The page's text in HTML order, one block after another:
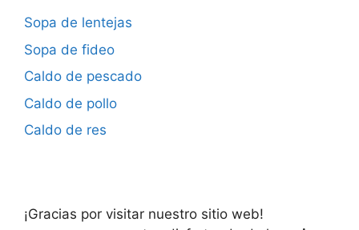
Sopa de lentejas
Sopa de fideo
Caldo de pescado
Caldo de pollo
Caldo de res
¡Gracias por visitar nuestro sitio web!